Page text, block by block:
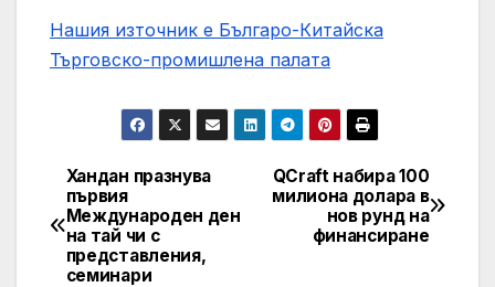
Нашия източник е Българо-Китайска
Търговско-промишлена палaта
Post
navigation
QCraft набира 100
милиона долара в
нов рунд на
финансиране
Хандан празнува
първия
Международен ден
на тай чи с
представления,
семинари